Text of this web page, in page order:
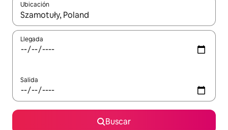
Ubicación
Cuando los resultados estén disponibles, navega con las
Llegada
Salida
Buscar